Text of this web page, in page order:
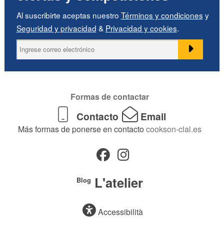
Al suscribirte aceptas nuestro Términos y condiciones y
Seguridad y privacidad & Privacidad y cookies.
Formas de contactar
Contacto Email
Más formas de ponerse en contacto cookson-clal.es
Blog L'atelier
Accessibilità